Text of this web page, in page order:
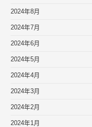
2024年8月
2024年7月
2024年6月
2024年5月
2024年4月
2024年3月
2024年2月
2024年1月